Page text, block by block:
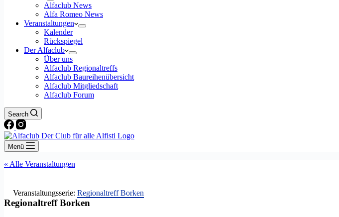
Alfaclub News
Alfa Romeo News
Veranstaltungen
Kalender
Rückspiegel
Der Alfaclub
Über uns
Alfaclub Regionaltreffs
Alfaclub Baureihenübersicht
Alfaclub Mitgliedschaft
Alfaclub Forum
Search
Menü
« Alle Veranstaltungen
Veranstaltungsserie: Regionaltreff Borken
Regionaltreff Borken